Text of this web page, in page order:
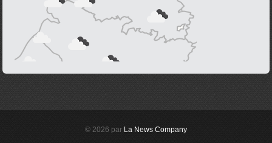
© 2026 par La News Company